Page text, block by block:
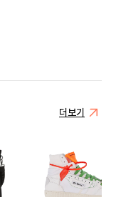
더보기